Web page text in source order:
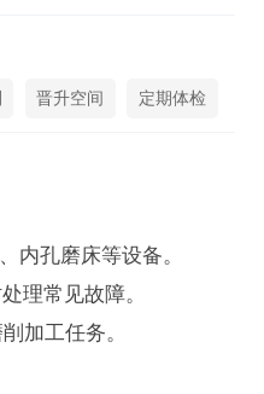
晋升空间 定期体检
内孔磨床等设备。
理常见故障。
加工任务。